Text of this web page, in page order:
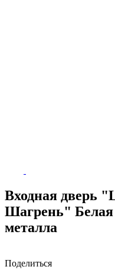
Входная дверь
Шагрень"
металла
Поделиться